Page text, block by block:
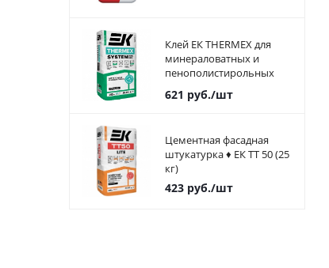
Клей ЕК THERMEX для
минераловатных и
пенополистирольных
плит 25 кг
621 руб./шт
Цементная фасадная
штукатурка ♦ ЕК ТТ 50 (25
кг)
423руб./шт